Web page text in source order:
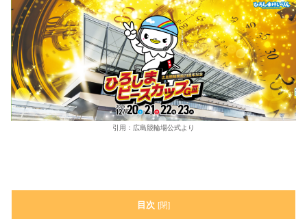
引用：広島競輪場公式より
目次 [閉]